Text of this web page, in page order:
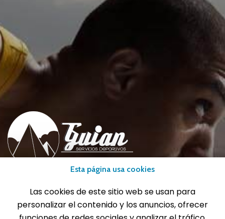
info@gui-an.com
Tel: 916 511 040
Whatsapp: 609 72 24 10
Esta página usa cookies
Las cookies de este sitio web se usan para
personalizar el contenido y los anuncios, ofrecer